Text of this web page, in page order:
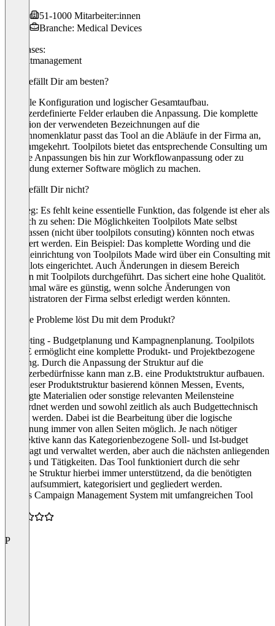
51-1000 Mitarbeiter:innen
Branche: Medical Devices
Use cases:
Projektmanagement
Was gefällt Dir am besten?
Flexible Konfiguration und logischer Gesamtaufbau.
Benutzerdefinierte Felder erlauben die Anpassung. Die komplette
Adaption der verwendeten Bezeichnungen auf die
Firmennomenklatur passt das Tool an die Abläufe in der Firma an,
nicht umgekehrt. Toolpilots bietet das entsprechende Consulting um
diverse Anpassungen bis hin zur Workflowanpassung oder zu
Anbindung externer Software möglich zu machen.
Was gefällt Dir nicht?
Vorweg: Es fehlt keine essentielle Funktion, das folgende ist eher als
Wunsch zu sehen: Die Möglichkeiten Toolpilots Mate selbst
anzupassen (nicht über toolpilots consuting) könnten noch etwas
erweitert werden. Ein Beispiel: Das komplette Wording und die
Grundeinrichtung von Toolpilots Made wird über ein Consulting mit
Toolpilots eingerichtet. Auch Änderungen in diesem Bereich
werden mit Toolpilots durchgeführt. Das sichert eine hohe Qualitöt.
Manchmal wäre es günstig, wenn solche Änderungen von
Administratoren der Firma selbst erledigt werden könnten.
Welche Probleme löst Du mit dem Produkt?
Marketing - Budgetplanung und Kampagnenplanung. Toolpilots
MATE ermöglicht eine komplette Produkt- und Projektbezogene
Planung. Durch die Anpassung der Struktur auf die
Benutzerbedürfnisse kann man z.B. eine Produktstruktur aufbauen.
Auf dieser Produktstruktur basierend können Messen, Events,
benötigte Materialien oder sonstige relevanten Meilensteine
zugeordnet werden und sowohl zeitlich als auch Budgettechnisch
erfasst werden. Dabei ist die Bearbeitung über die logische
Zuordnung immer von allen Seiten möglich. Je nach nötiger
Perspektive kann das Kategorienbezogene Soll- und Ist-budget
abgefragt und verwaltet werden, aber auch die nächsten anliegenden
Events und Tätigkeiten. Das Tool funktioniert durch die sehr
logische Struktur hierbei immer unterstützend, da die benötigten
Daten aufsummiert, kategorisiert und gegliedert werden.
“Gutes Campaign Management System mit umfangreichen Tool
P